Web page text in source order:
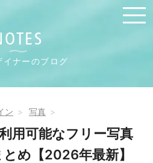
イナーのブログ
ン 写真
用可能なフリー写真
め【2026年最新】